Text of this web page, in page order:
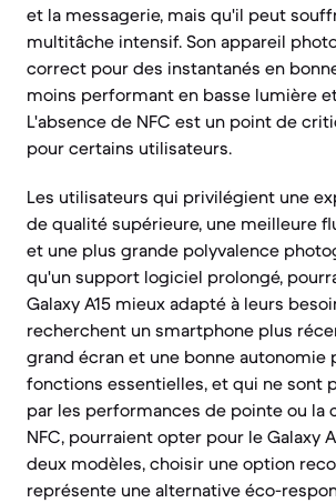
et la messagerie, mais qu'il peut
multitâche intensif. Son appareil
correct pour des instantanés en
moins performant en basse lumière
L'absence de NFC est un point de
pour certains utilisateurs.
Les utilisateurs qui privilégient une
de qualité supérieure, une meilleure
et une plus grande polyvalence
qu'un support logiciel prolongé,
Galaxy A15 mieux adapté à leurs
recherchent un smartphone plus
grand écran et une bonne autonomie
fonctions essentielles, et qui ne sont
par les performances de pointe ou la
NFC, pourraient opter pour le Galaxy
deux modèles, choisir une option
représente une alternative éco-